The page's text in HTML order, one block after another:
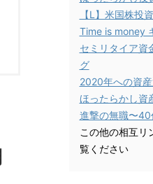
【L】米国株投
Time is money
セミリタイア資
グ
2020年への資
ほったらかし資
進撃の無職〜
この他の相互リ
覧ください